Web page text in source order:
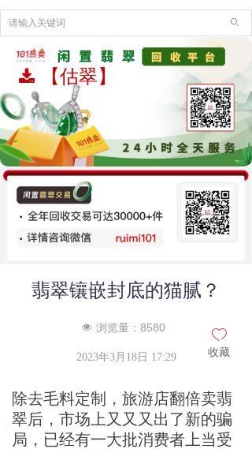
ꄙ
끂 【估翠】
2023年3月18日 17:29
ꄀ
收藏
除去毛料定制，旅游店翻倍卖翡
翠后，市场上又又又出了新的骗
局，已经有一大批消费者上当受
翡翠镶嵌封底的猫腻？
넶 浏览量： 8580